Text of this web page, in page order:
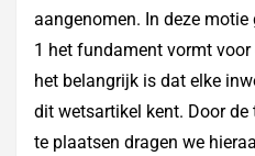
aangenomen. In deze
1 het fundament vormt
het belangrijk is dat elke
dit wetsartikel kent. Door
te plaatsen dragen we